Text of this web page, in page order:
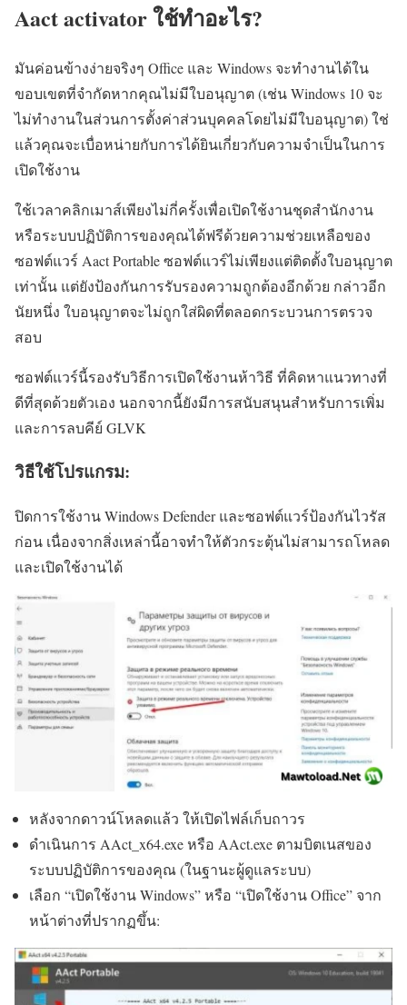
Aact activator ใช้ทำอะไร?
มันค่อนข้างง่ายจริงๆ Office และ Windows จะทำงานได้ใน
ขอบเขตที่จำกัดหากคุณไม่มีใบอนุญาต (เช่น Windows 10 จะ
ไม่ทำงานในส่วนการตั้งค่าส่วนบุคคลโดยไม่มีใบอนุญาต) ใช่
แล้วคุณจะเบื่อหน่ายกับการได้ยินเกี่ยวกับความจำเป็นในการ
เปิดใช้งาน
ใช้เวลาคลิกเมาส์เพียงไม่กี่ครั้งเพื่อเปิดใช้งานชุดสำนักงาน
หรือระบบปฏิบัติการของคุณได้ฟรีด้วยความช่วยเหลือของ
ซอฟต์แวร์ Aact Portable ซอฟต์แวร์ไม่เพียงแต่ติดตั้งใบอนุญาต
เท่านั้น แต่ยังป้องกันการรับรองความถูกต้องอีกด้วย กล่าวอีก
นัยหนึ่ง ใบอนุญาตจะไม่ถูกใส่ผิดที่ตลอดกระบวนการตรวจ
สอบ
ซอฟต์แวร์นี้รองรับวิธีการเปิดใช้งานห้าวิธี ที่คิดหาแนวทางที่
ดีที่สุดด้วยตัวเอง นอกจากนี้ยังมีการสนับสนุนสำหรับการเพิ่ม
และการลบคีย์ GLVK
วิธีใช้โปรแกรม:
ปิดการใช้งาน Windows Defender และซอฟต์แวร์ป้องกันไวรัส
ก่อน เนื่องจากสิ่งเหล่านี้อาจทำให้ตัวกระตุ้นไม่สามารถโหลด
และเปิดใช้งานได้
หลังจากดาวน์โหลดแล้ว ให้เปิดไฟล์เก็บถาวร
ดำเนินการ AAct_x64.exe หรือ AAct.exe ตามบิตเนสของ
ระบบปฏิบัติการของคุณ (ในฐานะผู้ดูแลระบบ)
เลือก “เปิดใช้งาน Windows” หรือ “เปิดใช้งาน Office” จาก
หน้าต่างที่ปรากฏขึ้น: